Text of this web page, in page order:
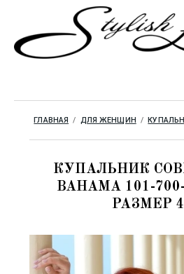
Для женщин
Одежда для дома
Бренды
ГЛАВНАЯ
  /
ДЛЯ ЖЕНЩИН
  /
КУПАЛЬНИК
BAHAMA 101-
РАЗМЕР